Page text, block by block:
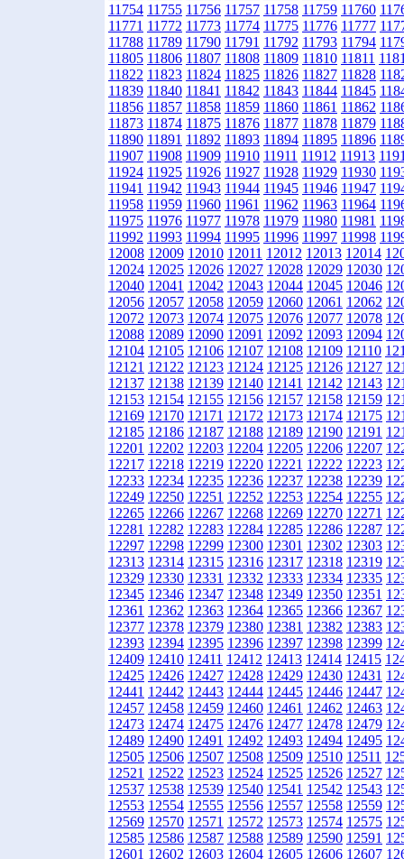
11754 11755 11756 11757 11758 11759 11760
11771 11772 11773 11774 11775 11776 11777
11788 11789 11790 11791 11792 11793 11794
11805 11806 11807 11808 11809 11810 11811
11822 11823 11824 11825 11826 11827 11828
11839 11840 11841 11842 11843 11844 11845
11856 11857 11858 11859 11860 11861 11862
11873 11874 11875 11876 11877 11878 11879
11890 11891 11892 11893 11894 11895 11896
11907 11908 11909 11910 11911 11912 11913
11924 11925 11926 11927 11928 11929 11930
11941 11942 11943 11944 11945 11946 11947
11958 11959 11960 11961 11962 11963 11964
11975 11976 11977 11978 11979 11980 11981
11992 11993 11994 11995 11996 11997 11998
12008 12009 12010 12011 12012 12013 12014
12024 12025 12026 12027 12028 12029 12030
12040 12041 12042 12043 12044 12045 12046
12056 12057 12058 12059 12060 12061 12062
12072 12073 12074 12075 12076 12077 12078
12088 12089 12090 12091 12092 12093 12094
12104 12105 12106 12107 12108 12109 12110
12121 12122 12123 12124 12125 12126 12127
12137 12138 12139 12140 12141 12142 12143
12153 12154 12155 12156 12157 12158 12159
12169 12170 12171 12172 12173 12174 12175
12185 12186 12187 12188 12189 12190 12191
12201 12202 12203 12204 12205 12206 12207
12217 12218 12219 12220 12221 12222 12223
12233 12234 12235 12236 12237 12238 12239
12249 12250 12251 12252 12253 12254 12255
12265 12266 12267 12268 12269 12270 12271
12281 12282 12283 12284 12285 12286 12287
12297 12298 12299 12300 12301 12302 12303
12313 12314 12315 12316 12317 12318 12319
12329 12330 12331 12332 12333 12334 12335
12345 12346 12347 12348 12349 12350 12351
12361 12362 12363 12364 12365 12366 12367
12377 12378 12379 12380 12381 12382 12383
12393 12394 12395 12396 12397 12398 12399
12409 12410 12411 12412 12413 12414 12415
12425 12426 12427 12428 12429 12430 12431
12441 12442 12443 12444 12445 12446 12447
12457 12458 12459 12460 12461 12462 12463
12473 12474 12475 12476 12477 12478 12479
12489 12490 12491 12492 12493 12494 12495
12505 12506 12507 12508 12509 12510 12511
12521 12522 12523 12524 12525 12526 12527
12537 12538 12539 12540 12541 12542 12543
12553 12554 12555 12556 12557 12558 12559
12569 12570 12571 12572 12573 12574 12575
12585 12586 12587 12588 12589 12590 12591
12601 12602 12603 12604 12605 12606 12607